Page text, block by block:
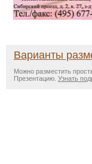
Варианты
Можно разместить
Презентацию. Узнать